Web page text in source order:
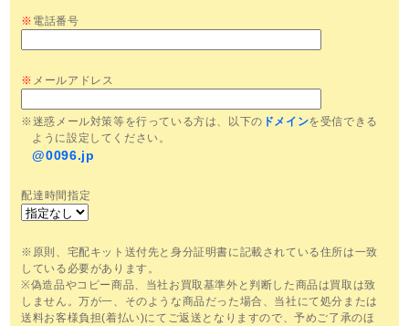
※ 電話番号
※ メールアドレス
※迷惑メール対策等を行っている方は、以下の ドメインを受信できる
ように設定してください。
@0096.jp
配達時間指定
※原則、宅配キット送付先と身分証明書に記載されている住所は一致
している必要があります。
※偽造品やコピー商品、当社お買取基準外と判断した商品は買取は致
しません。万が一、そのような商品だった場合、当社にて処分または
送料お客様負担(着払い)にてご返送となりますので、予めご了承のほ